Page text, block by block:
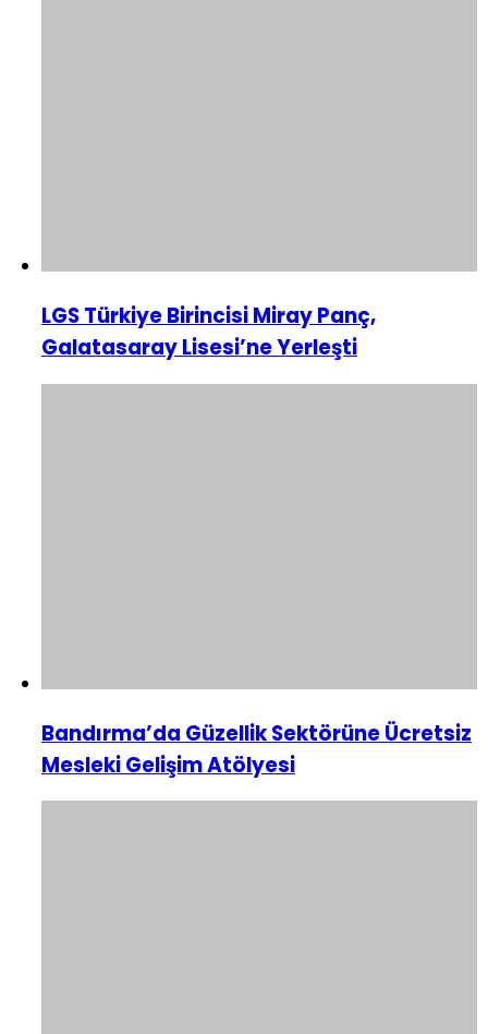
LGS Türkiye Birincisi Miray Panç,
Galatasaray Lisesi’ne Yerleşti
Bandırma’da Güzellik Sektörüne Ücretsiz
Mesleki Gelişim Atölyesi